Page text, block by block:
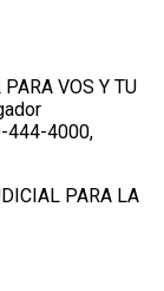
VOS Y TU
444-4000,
PARA LA